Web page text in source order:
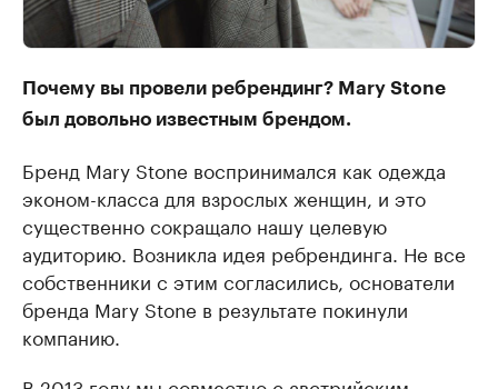
Почему вы провели ребрендинг? Mary Stone
был довольно известным брендом.
Бренд Mary Stone воспринимался как одежда
эконом-класса для взрослых женщин, и это
существенно сокращало нашу целевую
аудиторию. Возникла идея ребрендинга. Не все
собственники с этим согласились, основатели
бренда Mary Stone в результате покинули
компанию.